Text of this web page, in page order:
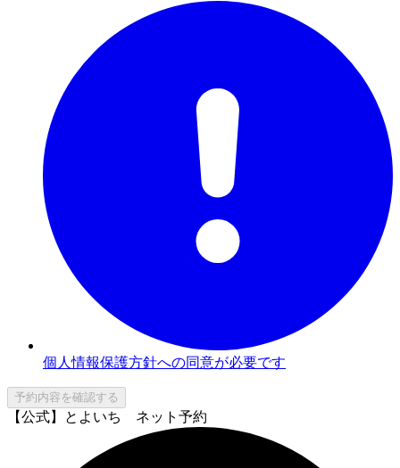
個人情報保護方針への同意が必要です
予約内容を確認する
【公式】とよいち ネット予約